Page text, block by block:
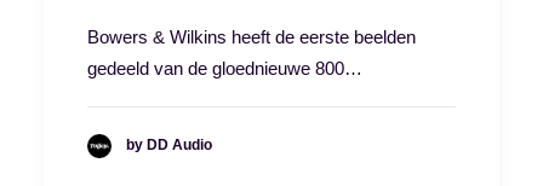
Bowers & Wilkins heeft de eerste beelden
gedeeld van de gloednieuwe 800…
by DD Audio